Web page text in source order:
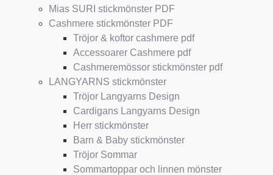
Mias SURI stickmönster PDF
Cashmere stickmönster PDF
Tröjor & koftor cashmere pdf
Accessoarer Cashmere pdf
Cashmeremössor stickmönster pdf
LANGYARNS stickmönster
Tröjor Langyarns Design
Cardigans Langyarns Design
Herr stickmönster
Barn & Baby stickmönster
Tröjor Sommar
Sommartoppar och linnen mönster